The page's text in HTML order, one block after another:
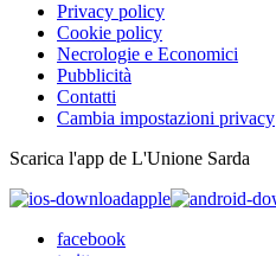
Privacy policy
Cookie policy
Necrologie e Economici
Pubblicità
Contatti
Cambia impostazioni privacy
Scarica l'app de L'Unione Sarda
apple
facebook